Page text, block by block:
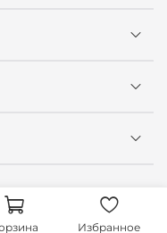
Избранное